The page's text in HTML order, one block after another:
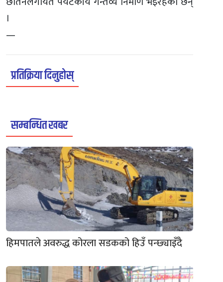
।
—
प्रतिक्रिया दिनुहोस्
सम्बन्धित खबर
हिमपातले अवरुद्ध कोरला सडकको हिउँ पन्छ्याइँदै